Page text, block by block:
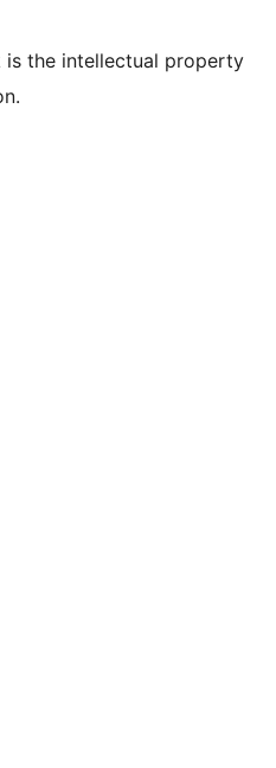
is the intellectual property